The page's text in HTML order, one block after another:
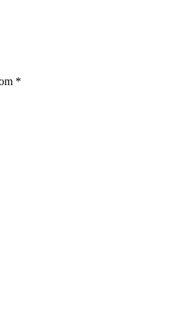
*